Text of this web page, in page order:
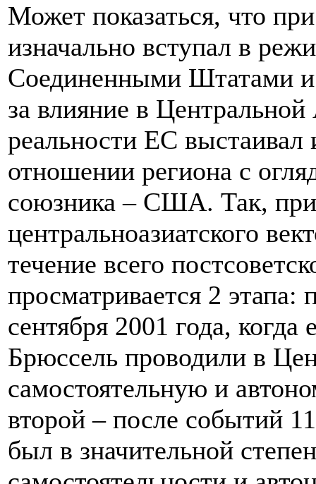
Может показаться, что
изначально вступал в
Соединенными Штатами
за влияние в
реальности ЕС выстаивал
отношении региона с
союзника – США. Так, при
центральноазиатского
течение всего
просматривается 2
сентября 2001 года,
Брюссель проводили в
самостоятельную и
второй – после событий
был в значительной